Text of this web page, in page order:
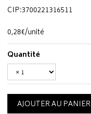
CIP:3700221316511
0,28€/unité
Quantité
AJOUTER AU PANIER